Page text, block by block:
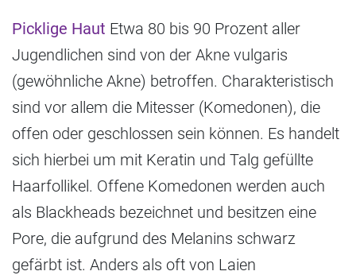
Picklige Haut Etwa 80 bis 90 Prozent aller
Jugendlichen sind von der Akne vulgaris
(gewöhnliche Akne) betroffen. Charakteristisch
sind vor allem die Mitesser (Komedonen), die
offen oder geschlossen sein können. Es handelt
sich hierbei um mit Keratin und Talg gefüllte
Haarfollikel. Offene Komedonen werden auch
als Blackheads bezeichnet und besitzen eine
Pore, die aufgrund des Melanins schwarz
gefärbt ist. Anders als oft von Laien